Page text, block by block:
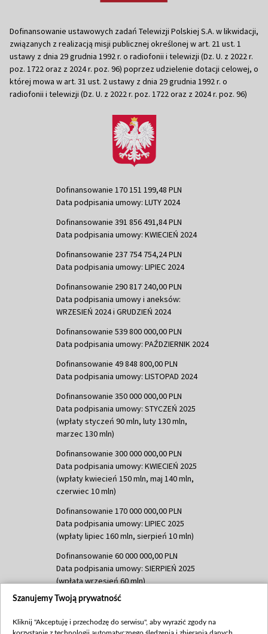
Dofinansowanie ustawowych zadań Telewizji Polskiej S.A. w likwidacji,
związanych z realizacją misji publicznej określonej w art. 21 ust. 1
ustawy z dnia 29 grudnia 1992 r. o radiofonii i telewizji (Dz. U. z 2022 r.
poz. 1722 oraz z 2024 r. poz. 96) poprzez udzielenie dotacji celowej, o
której mowa w art. 31 ust. 2 ustawy z dnia 29 grudnia 1992 r. o
radiofonii i telewizji (Dz. U. z 2022 r. poz. 1722 oraz z 2024 r. poz. 96)
Dofinansowanie 170 151 199,48 PLN
Data podpisania umowy: LUTY 2024
Dofinansowanie 391 856 491,84 PLN
Data podpisania umowy: KWIECIEŃ 2024
Dofinansowanie 237 754 754,24 PLN
Data podpisania umowy: LIPIEC 2024
Dofinansowanie 290 817 240,00 PLN
Data podpisania umowy i aneksów:
WRZESIEŃ 2024 i GRUDZIEŃ 2024
Dofinansowanie 539 800 000,00 PLN
Data podpisania umowy: PAŹDZIERNIK 2024
Dofinansowanie 49 848 800,00 PLN
Data podpisania umowy: LISTOPAD 2024
Dofinansowanie 350 000 000,00 PLN
Data podpisania umowy: STYCZEŃ 2025
(wpłaty styczeń 90 mln, luty 130 mln,
marzec 130 mln)
Dofinansowanie 300 000 000,00 PLN
Data podpisania umowy: KWIECIEŃ 2025
(wpłaty kwiecień 150 mln, maj 140 mln,
czerwiec 10 mln)
Dofinansowanie 170 000 000,00 PLN
Data podpisania umowy: LIPIEC 2025
(wpłaty lipiec 160 mln, sierpień 10 mln)
Dofinansowanie 60 000 000,00 PLN
Data podpisania umowy: SIERPIEŃ 2025
(wpłata wrzesień 60 mln)
Dofinansowanie 635 783 051,21 PLN
(wpłata wrzesień 100 mln, październik 350
Szanujemy Twoją prywatność
Kliknij "Akceptuję i przechodzę do serwisu", aby wyrazić zgody na